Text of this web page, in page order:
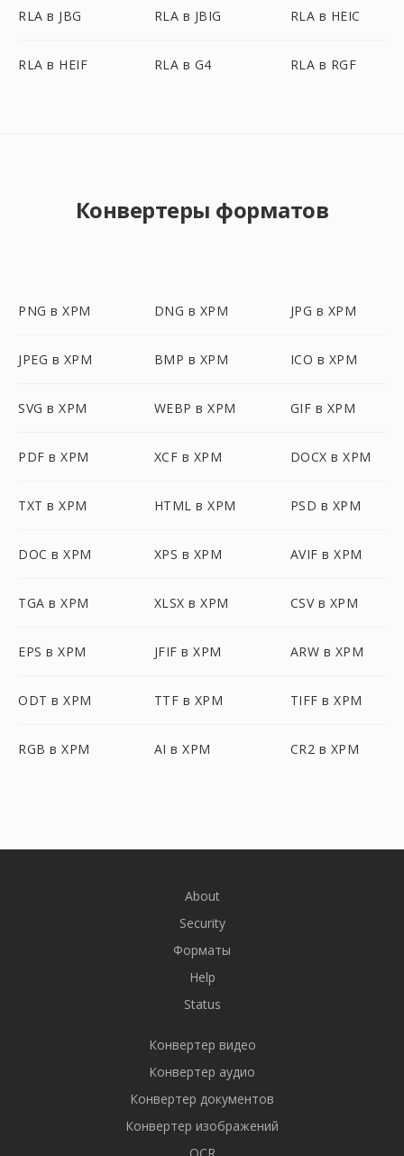
RLA в JBG RLA в JBIG RLA в HEIC
RLA в HEIF RLA в G4 RLA в RGF
Конвертеры форматов
PNG в XPM DNG в XPM JPG в XPM
JPEG в XPM BMP в XPM ICO в XPM
SVG в XPM WEBP в XPM GIF в XPM
PDF в XPM XCF в XPM DOCX в XPM
TXT в XPM HTML в XPM PSD в XPM
DOC в XPM XPS в XPM AVIF в XPM
TGA в XPM XLSX в XPM CSV в XPM
EPS в XPM JFIF в XPM ARW в XPM
ODT в XPM TTF в XPM TIFF в XPM
RGB в XPM AI в XPM CR2 в XPM
About
Security
Форматы
Help
Status
Конвертер видео
Конвертер аудио
Конвертер документов
Конвертер изображений